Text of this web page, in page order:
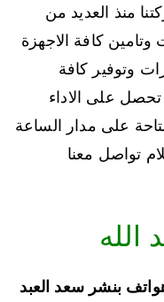
منذ العديد من
كافة الاجهزة
وتوفير كافة
على الاداء
على مدار الساعة
تواصل معنا
الله
بنشر سعد العبد